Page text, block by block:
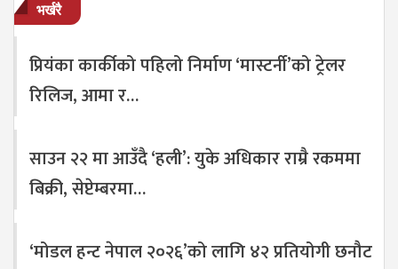
भर्खरै
प्रियंका कार्कीको पहिलो निर्माण ‘मास्टर्नी’को ट्रेलर
रिलिज, आमा र…
साउन २२ मा आउँदै ‘हली’: युके अधिकार राम्रै रकममा
बिक्री, सेप्टेम्बरमा…
‘मोडल हन्ट नेपाल २०२६’को लागि ४२ प्रतियोगी छनौट